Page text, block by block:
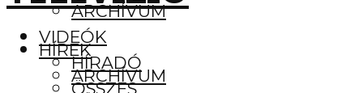
ARCHÍVUM
VIDEÓK
HÍRADÓ
ÖSSZES
HÍREK
ARCHÍVUM